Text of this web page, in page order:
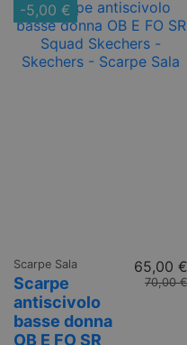
-5,00 €
Scarpe Sala
Scarpe
antiscivolo
basse donna
OB E FO SR
65,00 €
70,00 €